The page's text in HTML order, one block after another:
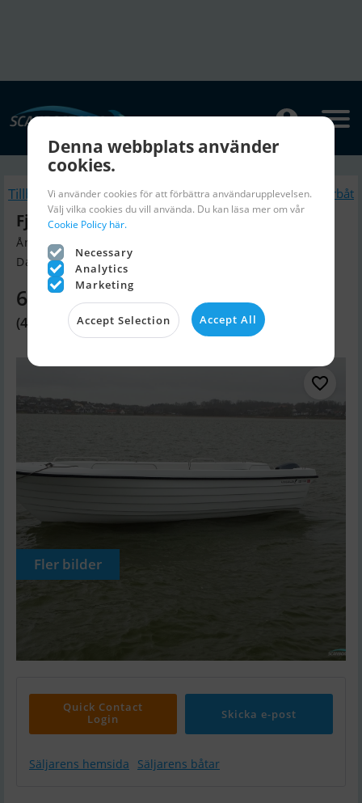
Tillbaka Liknande Motorbåt
Fjordjollen 550 Fisk
Årsmodell 2026, Motorbåt till salu
Danmark
69 810 SEK
(48 295 DKK)
Fler bilder
Quick Contact
Login
Skicka e-post
Säljarens hemsida Säljarens båtar
Denna webbplats använder
cookies.
Vi använder cookies för att förbättra användarupplevelsen.
Välj vilka cookies du vill använda. Du kan läsa mer om vår
Cookie Policy här.
Necessary
Analytics
Marketing
Accept Selection Accept All